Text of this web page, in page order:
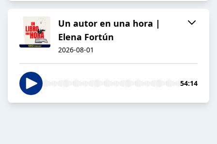
Un autor en una hora |
Elena Fortún
2026-08-01
54:14